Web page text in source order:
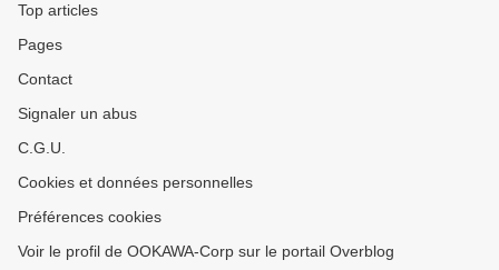
Top articles
Pages
Contact
Signaler un abus
C.G.U.
Cookies et données personnelles
Préférences cookies
Voir le profil de OOKAWA-Corp sur le portail Overblog